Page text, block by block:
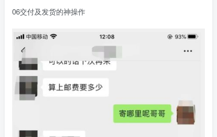
06交付及发货的神操作